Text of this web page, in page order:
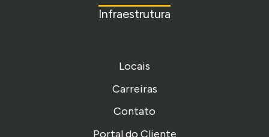
Infraestrutura
Locais
Carreiras
Contato
Portal do Cliente